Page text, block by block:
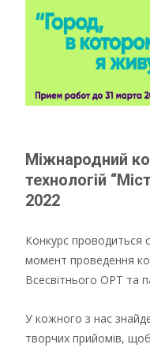
Міжнародний
технологій
2022
Конкурс проводиться
момент проведення
Всесвітнього ОРТ та
У кожного з нас
творчих прийомів,